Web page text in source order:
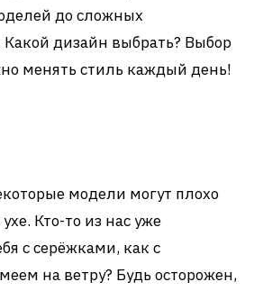
до сложных
Какой дизайн выбрать? Выбор
менять стиль каждый день!
модели могут плохо
Кто-то из нас уже
с серёжками, как с
на ветру? Будь осторожен,